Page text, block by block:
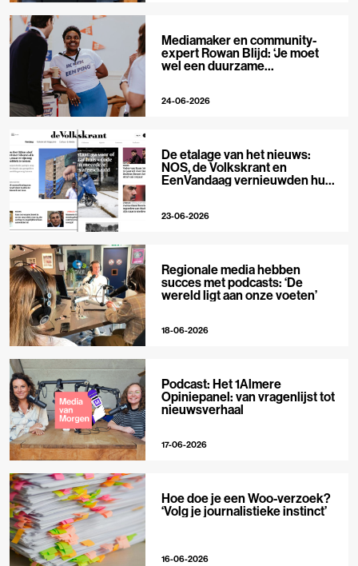
Mediamaker en community-
expert Rowan Blijd: ‘Je moet
wel een duurzame
24-06-2026
De etalage van het nieuws:
NOS, de Volkskrant en
EenVandaag vernieuwden hun
23-06-2026
Regionale media hebben
succes met podcasts: ‘De
wereld ligt aan onze voeten’
18-06-2026
Podcast: Het 1Almere
Opiniepanel: van vragenlijst tot
nieuwsverhaal
17-06-2026
Hoe doe je een Woo-verzoek?
‘Volg je journalistieke instinct’
16-06-2026